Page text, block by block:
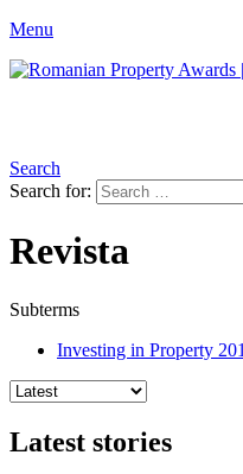
Menu
Search
Search for:
Revista
Subterms
Investing in Property
Latest stories